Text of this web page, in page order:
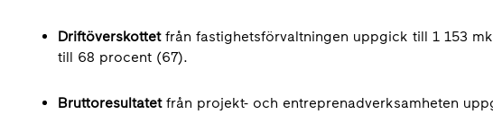
Driftöverskottetfrån fastighetsförvaltningen uppgick till 1 153
till 68 procent (67).
Bruttoresultatetfrån projekt- och entreprenadverksamheten